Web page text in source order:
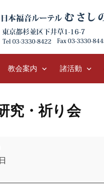
教会案内 諸活動
究・祈り会